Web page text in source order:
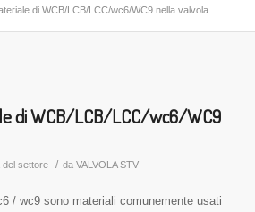
di WCB/LCB/LCC/wc6/WC9 nella valvola
di WCB/LCB/LCC/wc6/WC9
del settore / da VALVOLA STV
/ wc9 sono materiali comunemente usati